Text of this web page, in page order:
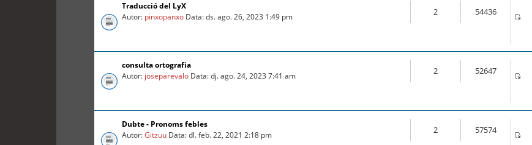
Traducció del LyX
Autor: pinxopanxo Data: ds. ago. 26, 2023 1:49 pm 2 54436
consulta ortografia
Autor: joseparevalo Data: dj. ago. 24, 2023 7:41 am 2 52647
Dubte - Pronoms febles
Autor:Gitzuu Data: dl. feb. 22, 2021 2:18 pm 2 57574